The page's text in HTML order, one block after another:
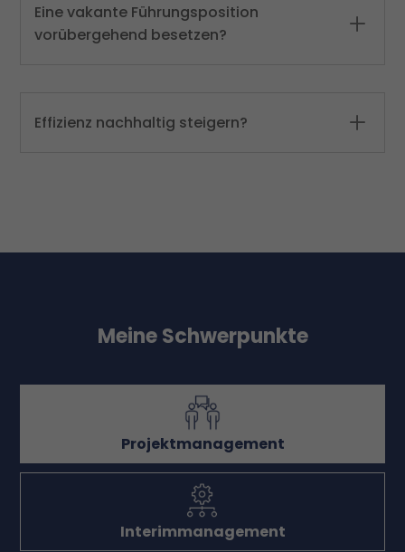
Eine vakante Führungsposition
vorübergehend besetzen?
Effizienz nachhaltig steigern?
Meine Schwerpunkte
Projektmanagement
Interimmanagement